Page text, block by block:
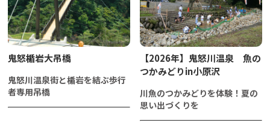
鬼怒楯岩大吊橋
鬼怒川温泉街と楯岩を結ぶ歩行
者専用吊橋
【2026年】鬼怒川温泉 魚の
つかみどりin小原沢
川魚のつかみどりを体験！夏の
思い出づくりを